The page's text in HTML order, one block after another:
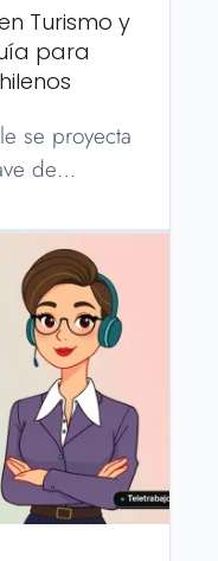
Turismo y
para
se proyecta
de…